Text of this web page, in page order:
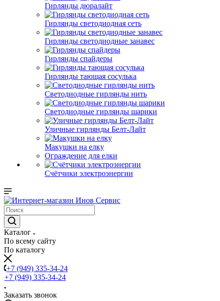
Гирлянды дюралайт
Гирлянды светодиодная сеть
Гирлянды светодиодные занавес
Гирлянды спайдеры
Гирлянды тающая сосулька
Светодиодные гирлянды нить
Светодиодные гирлянды шарики
Уличные гирлянды Белт-Лайт
Макушки на елку
Ограждение для елки
Счётчики электроэнергии
Каталог
По всему сайту
По каталогу
+7 (949) 335-34-24
+7 (949) 335-34-24
Заказать звонок